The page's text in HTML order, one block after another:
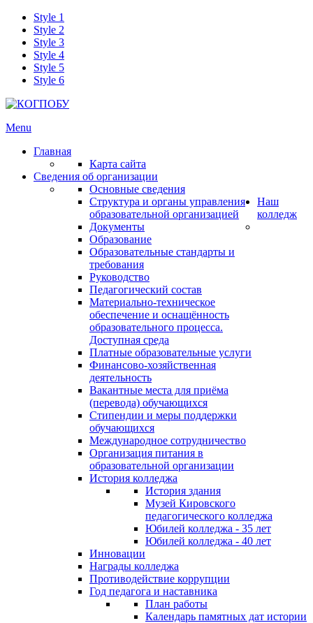
Style 1
Style 2
Style 3
Style 4
Style 5
Style 6
Menu
Главная
Карта сайта
Сведения об организации
Основные сведения
Структура и органы управления
образовательной организацией
Документы
Образование
Образовательные стандарты и
требования
Руководство
Педагогический состав
Материально-техническое
обеспечение и оснащённость
образовательного процесса.
Доступная среда
Платные образовательные услуги
Финансово-хозяйственная
деятельность
Вакантные места для приёма
(перевода) обучающихся
Стипендии и меры поддержки
обучающихся
Международное сотрудничество
Организация питания в
образовательной организации
Наш
колледж
История колледжа
История здания
Музей Кировского
педагогического колледжа
Юбилей колледжа - 35 лет
Юбилей колледжа - 40 лет
Инновации
Награды колледжа
Противодействие коррупции
Год педагога и наставника
План работы
Календарь памятных дат истории